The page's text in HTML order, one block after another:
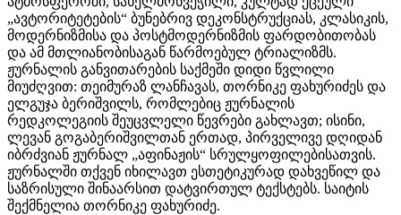
„ავტორიტეტების“ ბუნებრივ დეკონსტრუქციას, კლასიკის,
მოდერნიზმისა და პოსტმოდერნიზმის ფარდობითობას
და ამ მთლიანობისაგან წარმოებულ ტრიალიზმს.
ჟურნალის განვითარების საქმეში დიდი წვლილი
მიუძღვით: თეიმურაზ ლანჩავას, თორნიკე ფახურიძეს და
ელგუჯა ბერიშვილს, რომლებიც ჟურნალის
რედკოლეგიის შეუცვლელი წევრები გახლავთ; ისინი,
ლევან გოგაბერიშვილთან ერთად, პირველივე დღიდან
იბრძვიან ჟურნალ „აფინაჟის“ სრულყოფილებისათვის.
ჟურნალში თქვენ იხილავთ ესთეტიკურად დახვეწილ და
საზრისული შინაარსით დატვირთულ ტექსტებს. საიტის
შექმნელია თორნიკე ფახურიძე.